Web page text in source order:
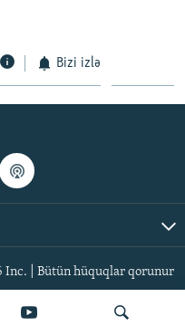
Bizi izlə
Inc. | Bütün hüquqlar qorunur